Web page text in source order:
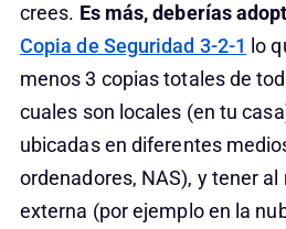
crees. Es más, deberías
Copia de Seguridad 3-2-1 lo
menos 3 copias totales de
cuales son locales (en tu
ubicadas en diferentes
ordenadores, NAS), y tener al
externa (por ejemplo en la